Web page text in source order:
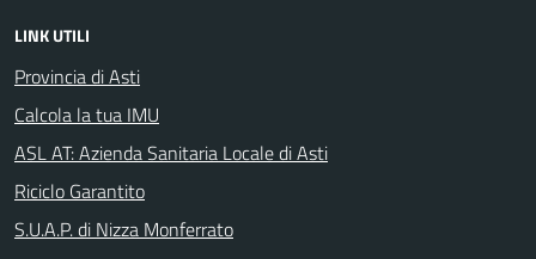
LINK UTILI
Provincia di Asti
Calcola la tua IMU
ASL AT: Azienda Sanitaria Locale di Asti
Riciclo Garantito
S.U.A.P. di Nizza Monferrato